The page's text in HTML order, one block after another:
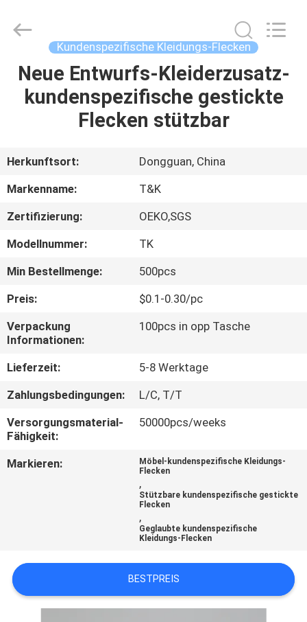
HAUS
PRODUKTE
ÜBER
UNS
FABRIK-
AUSFLUG
QUALITÄTSKONTROLLE
TRETEN
SIE
MIT
IN
VERBINDUNG
SITEMAP
Accessories
Co.,Ltd.
Kundenspezifische Kleidungs-Flecken
Neue Entwurfs-Kleiderzusatz-
kundenspezifische gestickte
Flecken stützbar
Herkunftsort:
Dongguan, China
Markenname:
T&K
Zertifizierung:
OEKO,SGS
Modellnummer:
TK
Min Bestellmenge:
500pcs
Preis:
$0.1-0.30/pc
Verpackung
Informationen:
100pcs in opp Tasche
Lieferzeit:
5-8 Werktage
Zahlungsbedingungen:
L/C, T/T
Versorgungsmaterial-
Fähigkeit:
50000pcs/weeks
Markieren:
Möbel-kundenspezifische Kleidungs-
Flecken
,
Stützbare kundenspezifische gestickte
Flecken
,
Geglaubte kundenspezifische
Kleidungs-Flecken
BESTPREIS